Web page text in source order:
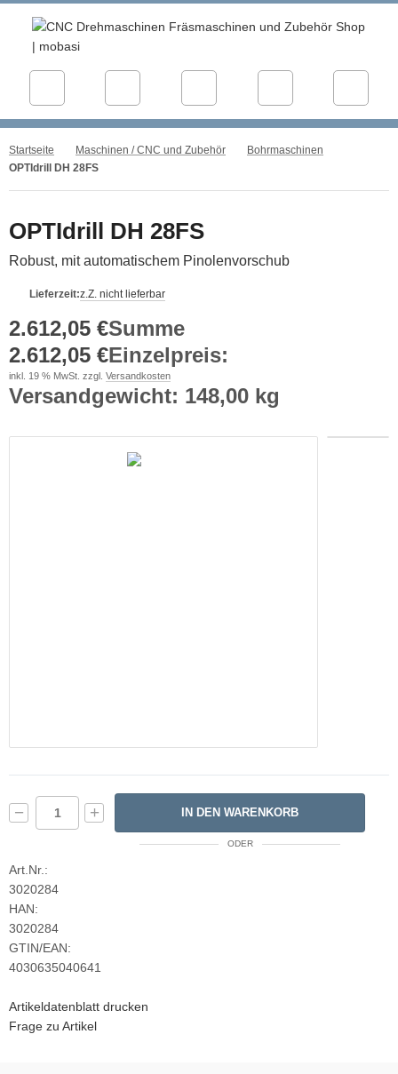
Startseite Maschinen / CNC und Zubehör
Bohrmaschinen
OPTIdrill DH 28FS
OPTIdrill DH 28FS
Robust, mit automatischem Pinolenvorschub
Lieferzeit:z.Z. nicht lieferbar
Summe
2.612,05 €
Einzelpreis:
2.612,05 €
inkl. 19 % MwSt. zzgl. Versandkosten
Versandgewicht: 148,00 kg
− + IN DEN WARENKORB
ODER
Art.Nr.:
3020284
HAN:
3020284
GTIN/EAN:
4030635040641
Artikeldatenblatt drucken
Frage zu Artikel